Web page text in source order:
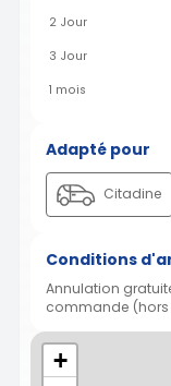
2 Jour
3 Jour
1 mois
Adapté pour
Citadine
Conditions
Annulation
commande (hors
+